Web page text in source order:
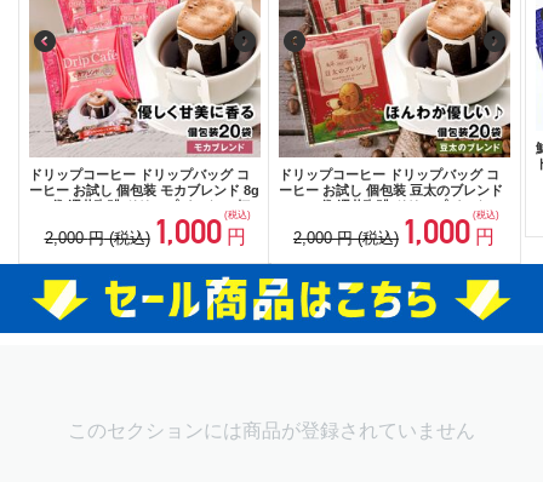
ドリップコーヒー ドリップバッグ コ
ーヒー お試し 個包装 モカブレンド 8g
×20袋 澤井珈琲 ドリップパック 20杯
2,000 円(税込) 1,000 円
(税込)
ドリップコーヒー ドリップバッグ コ
ーヒー お試し 個包装 豆太のブレンド
8g ×20袋 澤井珈琲 ドリップパック 20
2,000 円(税込) 1,000 円
(税込)
このセクションには商品が登録されていません